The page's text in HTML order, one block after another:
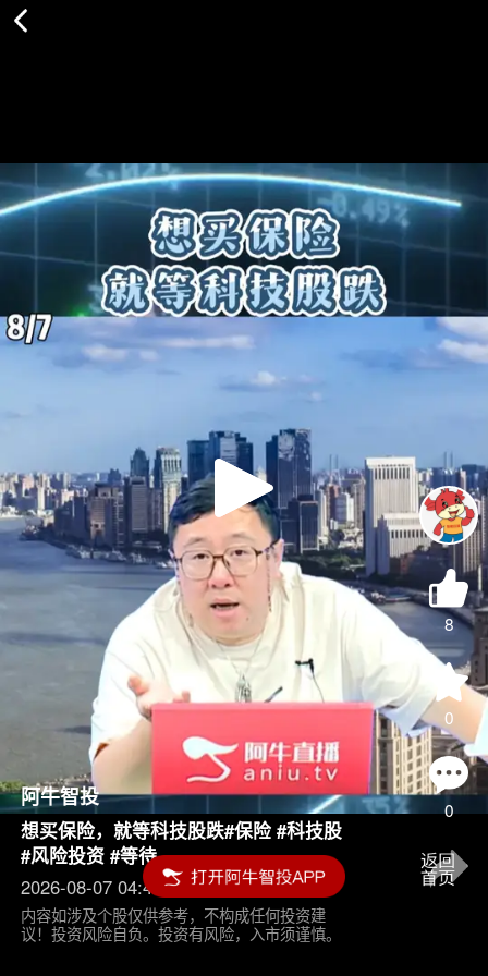
Play
Video
8
0
0
阿牛智投
想买保险，就等科技股跌#保险 #科技股
#风险投资 #等待
2026-08-07 04:45
内容如涉及个股仅供参考，不构成任何投资建
议！投资风险自负。投资有风险，入市须谨慎。